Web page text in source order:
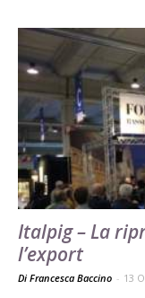
Italpig – La
l’export
Di Francesca Baccino - 13